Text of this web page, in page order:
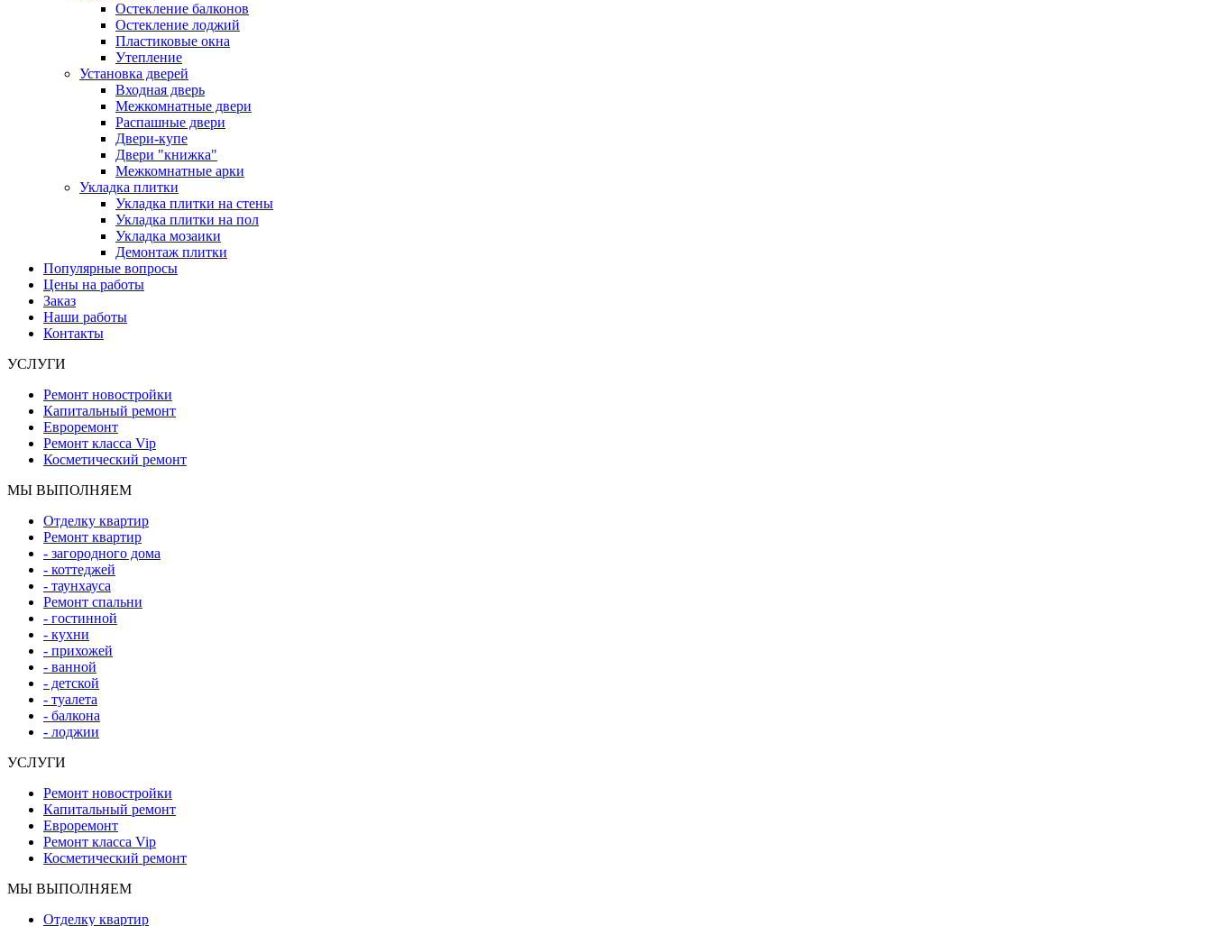
Остекление балконов
Остекление лоджий
Пластиковые окна
Утепление
Установка дверей
Входная дверь
Межкомнатные двери
Распашные двери
Двери-купе
Двери "книжка"
Межкомнатные арки
Укладка плитки
Укладка плитки на стены
Укладка плитки на пол
Укладка мозаики
Демонтаж плитки
Популярные вопросы
Цены на работы
Заказ
Наши работы
Контакты
УСЛУГИ
Ремонт новостройки
Капитальный ремонт
Евроремонт
Ремонт класса Vip
Косметический ремонт
МЫ ВЫПОЛНЯЕМ
Отделку квартир
Ремонт квартир
- загородного дома
- коттеджей
- таунхауса
Ремонт спальни
- гостинной
- кухни
- прихожей
- ванной
- детской
- туалета
- балкона
- лоджии
УСЛУГИ
Ремонт новостройки
Капитальный ремонт
Евроремонт
Ремонт класса Vip
Косметический ремонт
МЫ ВЫПОЛНЯЕМ
Отделку квартир